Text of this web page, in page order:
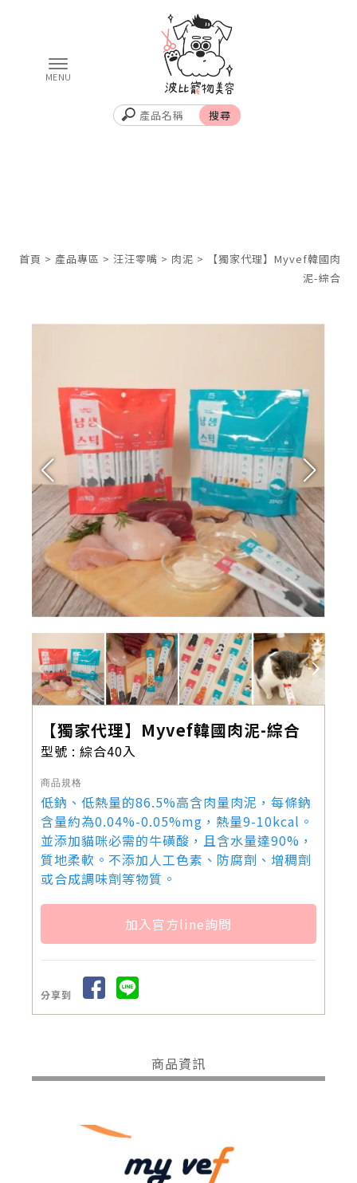
首頁 > 產品專區 > 汪汪零嘴 > 肉泥 > 【獨家代理】Myvef韓國肉
泥-綜合
【獨家代理】Myvef韓國肉泥-綜合
型號 : 綜合40入
商品規格
低鈉、低熱量的86.5%高含肉量肉泥，每條鈉
含量約為0.04%-0.05%mg，熱量9-10kcal。
並添加貓咪必需的牛磺酸，且含水量達90%，
質地柔軟。不添加人工色素、防腐劑、增稠劑
或合成調味劑等物質。
加入官方line詢問
分享到
商品資訊